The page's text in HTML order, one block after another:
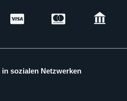
in sozialen Netzwerken